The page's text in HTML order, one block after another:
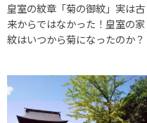
皇室の紋章「菊の御紋」実は古
来からではなかった！皇室の家
紋はいつから菊になったのか？